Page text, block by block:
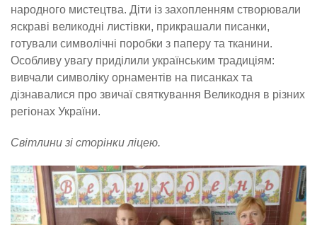
народного мистецтва. Діти із захопленням створювали
яскраві великодні листівки, прикрашали писанки,
готували символічні поробки з паперу та тканини.
Особливу увагу приділили українським традиціям:
вивчали символіку орнаментів на писанках та
дізнавалися про звичаї святкування Великодня в різних
регіонах України.
Світлини зі сторінки ліцею.